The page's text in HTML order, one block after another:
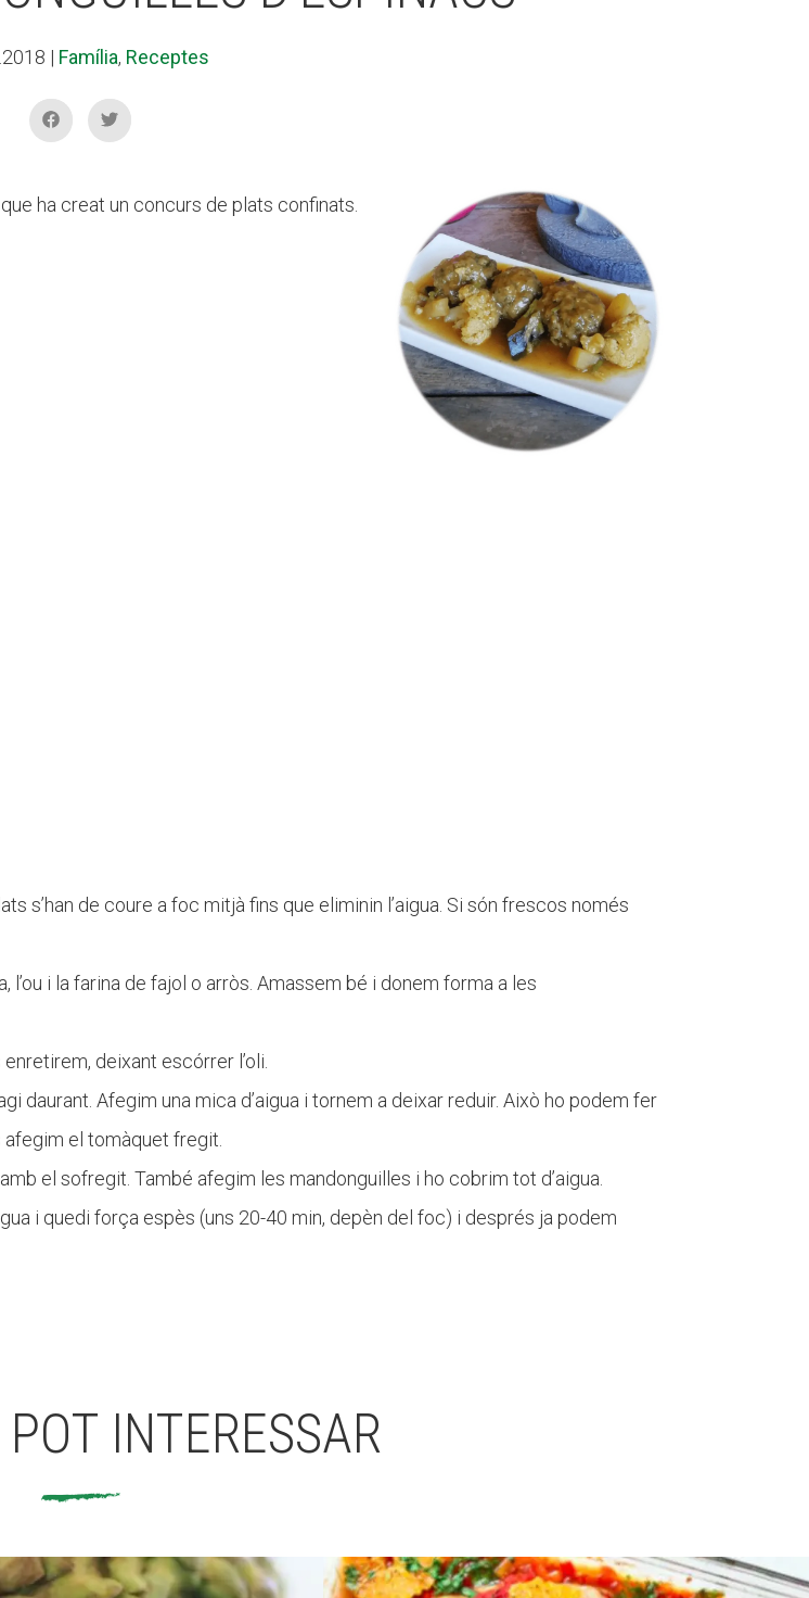
| Família, Receptes
que ha creat un concurs de plats confinats.
s’han de coure a foc mitjà fins que eliminin l’aigua. Si són frescos només
i la farina de fajol o arròs. Amassem bé i donem forma a les
deixant escórrer l’oli.
daurant. Afegim una mica d’aigua i tornem a deixar reduir. Això ho podem fer
el tomàquet fregit.
el sofregit. També afegim les mandonguilles i ho cobrim tot d’aigua.
i quedi força espès (uns 20-40 min, depèn del foc) i després ja podem
INTERESSAR